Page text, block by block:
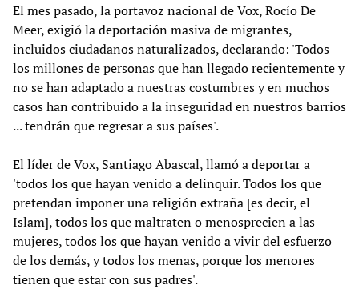
El mes pasado, la portavoz nacional de Vox, Rocío De
Meer, exigió la deportación masiva de migrantes,
incluidos ciudadanos naturalizados, declarando: 'Todos
los millones de personas que han llegado recientemente y
no se han adaptado a nuestras costumbres y en muchos
casos han contribuido a la inseguridad en nuestros barrios
... tendrán que regresar a sus países'.
El líder de Vox, Santiago Abascal, llamó a deportar a
'todos los que hayan venido a delinquir. Todos los que
pretendan imponer una religión extraña [es decir, el
Islam], todos los que maltraten o menosprecien a las
mujeres, todos los que hayan venido a vivir del esfuerzo
de los demás, y todos los menas, porque los menores
tienen que estar con sus padres'.